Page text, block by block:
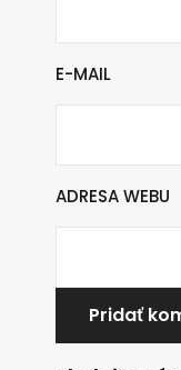
E-MAIL
ADRESA WEBU